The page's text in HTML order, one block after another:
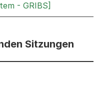
- GRIBS]
Sitzungen
Informationen